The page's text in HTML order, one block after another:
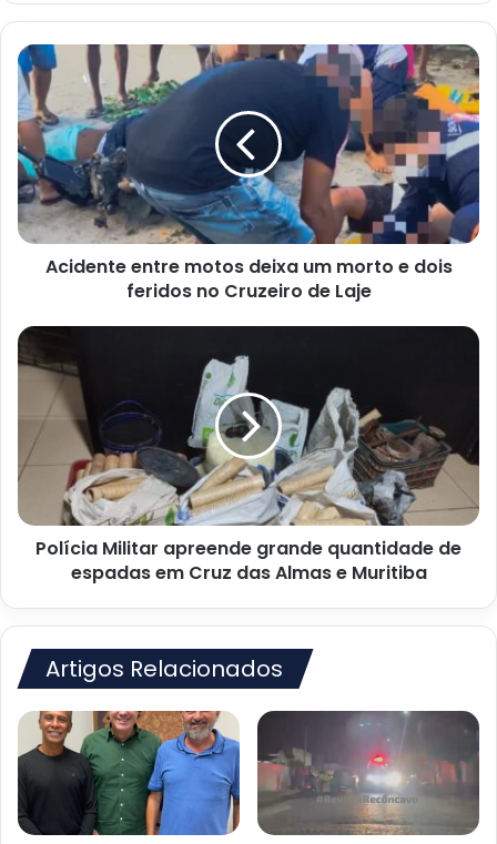
Acidente
entre
motos
deixa
um
morto
e
feridos
Laje
Acidente entre motos deixa um morto e dois
feridos no Cruzeiro de Laje
Polícia
Militar
apreende
grande
quantidade
de
espadas
Cruz
dasPolícia Militar apreende grande quantidade de
espadas em Cruz das Almas e Muritiba
Artigos Relacionados